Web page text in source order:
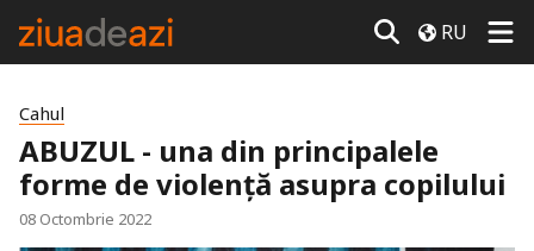
RU
Cahul
ABUZUL - una din principalele
forme de violență asupra copilului
08 Octombrie 2022